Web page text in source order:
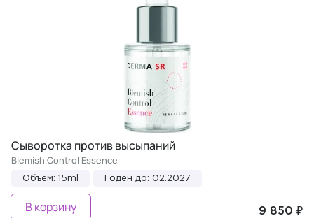
Сыворотка против высыпаний
Blemish Control Essence
Объем: 15ml Годен до: 02.2027
9 850 ₽
В корзину